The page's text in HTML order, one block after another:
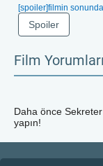
[spoiler]filmin
Spoiler
Film Yorumları
Daha önce Sekreter
yapın!